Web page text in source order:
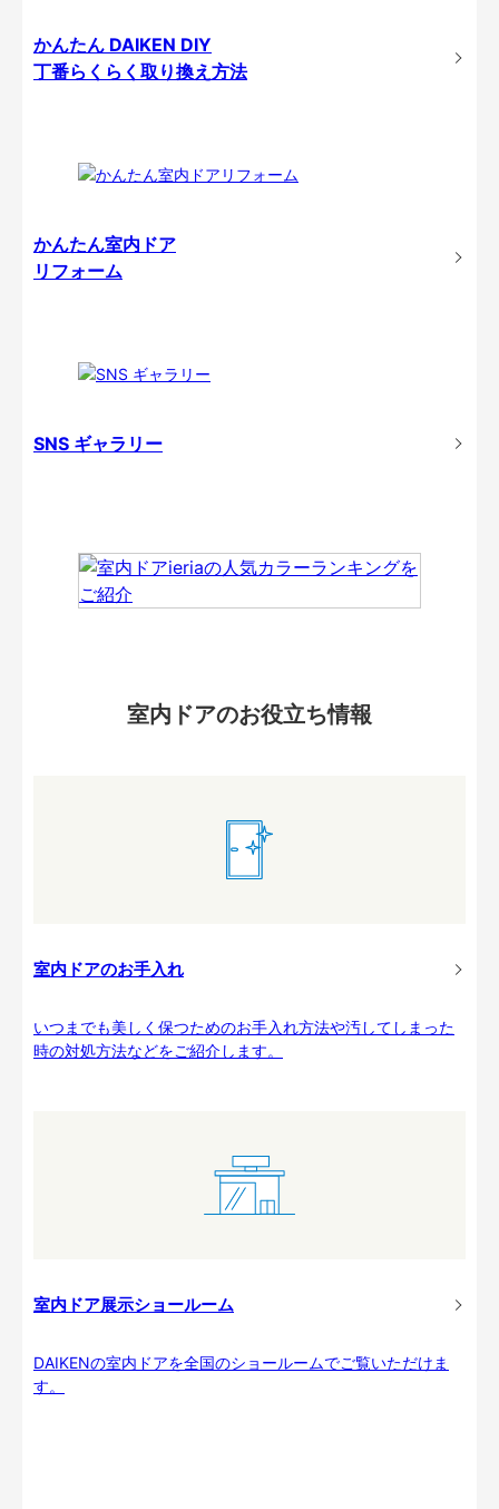
かんたん DAIKEN DIY
丁番らくらく取り換え方法
かんたん室内ドア
リフォーム
SNS ギャラリー
室内ドアのお役立ち情報
室内ドアのお手入れ
いつまでも美しく保つためのお手入れ方法や汚してしまった
時の対処方法などをご紹介します。
室内ドア展示ショールーム
DAIKENの室内ドアを全国のショールームでご覧いただけま
す。